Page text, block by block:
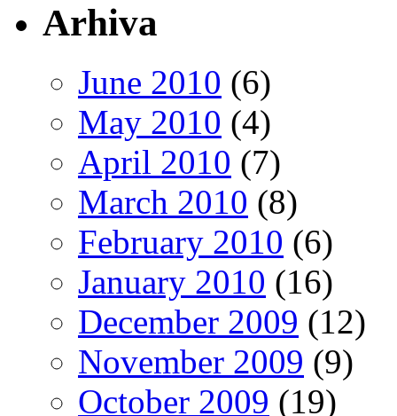
Arhiva
June 2010 (6)
May 2010 (4)
April 2010 (7)
March 2010 (8)
February 2010 (6)
January 2010 (16)
December 2009 (12)
November 2009 (9)
October 2009 (19)